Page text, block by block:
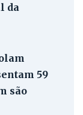
da
59
são